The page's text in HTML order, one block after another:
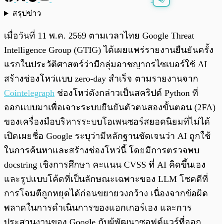
สรุปข่าว
เมื่อวันที่ 11 พ.ค. 2569 ตามเวลาไทย Google Threat
Intelligence Group (GTIG) ได้เผยแพร่รายงานยืนยันครั้ง
แรกในประวัติศาสตร์ว่ามีกลุ่มอาชญากรไซเบอร์ใช้ AI
สร้างช่องโหว่แบบ zero-day สำเร็จ ตามรายงานจาก
Cointelegraph ช่องโหว่ดังกล่าวเป็นสคริปต์ Python ที่
ออกแบบมาเพื่อเจาะระบบยืนยันตัวตนสองขั้นตอน (2FA)
ของเครื่องมือบริหารระบบโอเพนซอร์สยอดนิยมที่ไม่ได้
เปิดเผยชื่อ Google ระบุว่ามีหลักฐานชัดเจนว่า AI ถูกใช้
ในการค้นหาและสร้างช่องโหว่นี้ โดยมีการตรวจพบ
docstring เชิงการศึกษา คะแนน CVSS ที่ AI คิดขึ้นเอง
และรูปแบบโค้ดที่เป็นลักษณะเฉพาะของ LLM โชคดีที่
การโจมตีถูกหยุดได้ก่อนขยายวงกว้าง เนื่องจากข้อผิด
พลาดในการดำเนินการของแฮกเกอร์เอง และการ